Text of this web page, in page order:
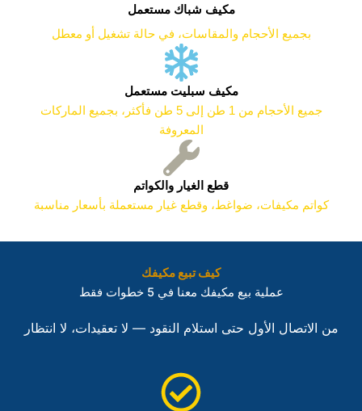
مكيف شباك مستعمل
بجميع الأحجام والمقاسات، في حالة تشغيل أو معطل
مكيف سبليت مستعمل
جميع الأحجام من 1 طن إلى 5 طن فأكثر، بجميع الماركات
المعروفة
قطع الغيار والكواتم
كواتم مكيفات، ضواغط، وقطع غيار مستعملة بأسعار مناسبة
كيف تبيع مكيفك
عملية بيع مكيفك معنا في 5 خطوات فقط
من الاتصال الأول حتى استلام النقود — لا تعقيدات، لا انتظار